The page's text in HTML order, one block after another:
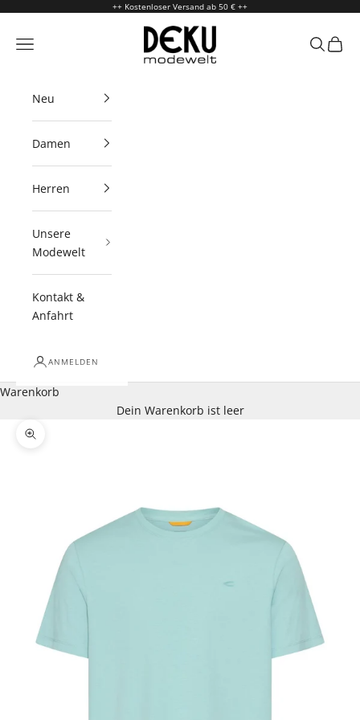
++ Kostenloser Versand ab 50 € ++
Deku Modewelt
Menü Suchen
Neu
Damen
Herren
Unsere
Modewelt
Kontakt &
Anfahrt
ANMELDEN
Warenkorb
Dein Warenkorb ist leer
Bild vergrößern